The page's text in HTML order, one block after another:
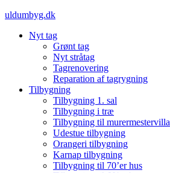
Videre
indhold
uldumbyg.dk
Nyt tag
Grønt tag
Nyt stråtag
Tagrenovering
Reparation af tagrygning
Tilbygning
Tilbygning 1. sal
Tilbygning i træ
Tilbygning til murermestervilla
Udestue tilbygning
Orangeri tilbygning
Karnap tilbygning
Tilbygning til 70’er hus